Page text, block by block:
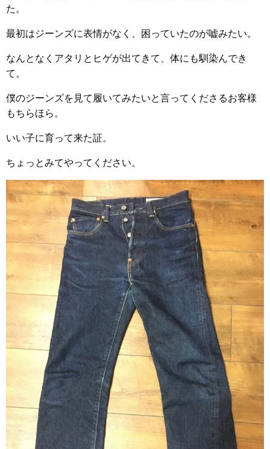
た。
最初はジーンズに表情がなく、困っていたのが嘘みたい。
なんとなくアタリとヒゲが出てきて、体にも馴染んでき
て。
僕のジーンズを見て履いてみたいと言ってくださるお客様
もちらほら。
いい子に育って来た証。
ちょっとみてやってください。